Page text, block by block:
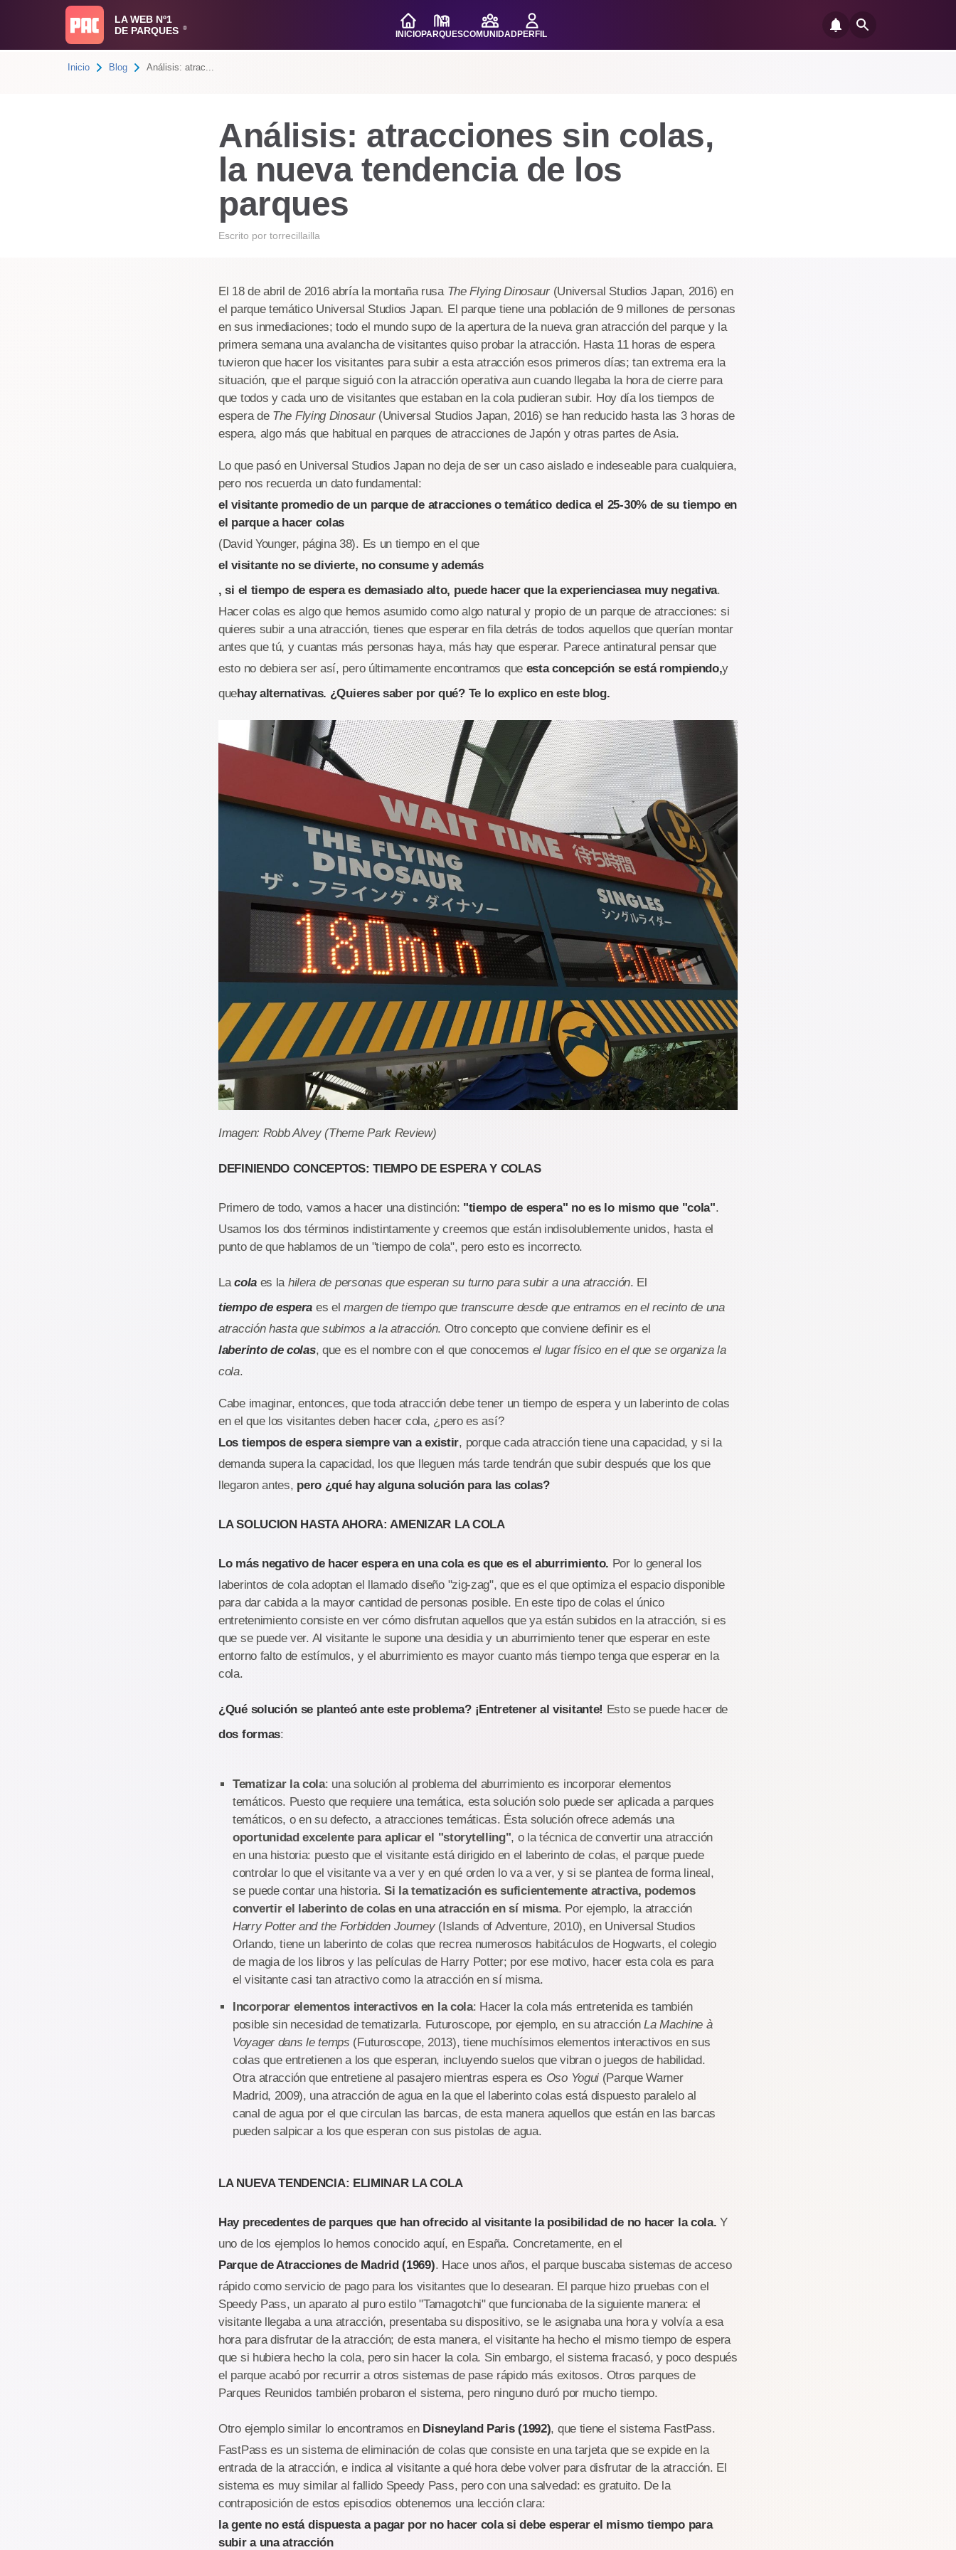
LA WEB Nº1
DE PARQUES
®
INICIOPARQUESCOMUNIDADPERFIL
Inicio Blog Análisis: atrac...
Análisis: atracciones sin colas,
la nueva tendencia de los
parques
Escrito por torrecillailla
El 18 de abril de 2016 abría la montaña rusa The Flying Dinosaur(Universal Studios Japan, 2016) en
el parque temático Universal Studios Japan. El parque tiene una población de 9 millones de personas
en sus inmediaciones; todo el mundo supo de la apertura de la nueva gran atracción del parque y la
primera semana una avalancha de visitantes quiso probar la atracción. Hasta 11 horas de espera
tuvieron que hacer los visitantes para subir a esta atracción esos primeros días; tan extrema era la
situación, que el parque siguió con la atracción operativa aun cuando llegaba la hora de cierre para
que todos y cada uno de visitantes que estaban en la cola pudieran subir. Hoy día los tiempos de
espera de The Flying Dinosaur(Universal Studios Japan, 2016) se han reducido hasta las 3 horas de
espera, algo más que habitual en parques de atracciones de Japón y otras partes de Asia.
Lo que pasó en Universal Studios Japan no deja de ser un caso aislado e indeseable para cualquiera,
pero nos recuerda un dato fundamental:
el visitante promedio de un parque de atracciones o temático dedica el 25-30% de su tiempo en
el parque a hacer colas
(David Younger, página 38). Es un tiempo en el que
el visitante no se divierte, no consume y además
, si el tiempo de espera es demasiado alto, puede hacer que la experienciasea muy negativa.
Hacer colas es algo que hemos asumido como algo natural y propio de un parque de atracciones: si
quieres subir a una atracción, tienes que esperar en fila detrás de todos aquellos que querían montar
antes que tú, y cuantas más personas haya, más hay que esperar. Parece antinatural pensar que
esto no debiera ser así, pero últimamente encontramos que esta concepción se está rompiendo,y
quehay alternativas. ¿Quieres saber por qué? Te lo explico en este blog.
Imagen: Robb Alvey (Theme Park Review)
DEFINIENDO CONCEPTOS: TIEMPO DE ESPERA Y COLAS
Primero de todo, vamos a hacer una distinción: "tiempo de espera" no es lo mismo que "cola".
Usamos los dos términos indistintamente y creemos que están indisolublemente unidos, hasta el
punto de que hablamos de un "tiempo de cola", pero esto es incorrecto.
Lacolaes la hilera de personas que esperan su turno para subir a una atracción. El
tiempo de espera es elmargen de tiempo que transcurre desde que entramos en el recinto de una
atracción hasta que subimos a la atracción. Otro concepto que conviene definir es el
laberinto de colas, que es el nombre con el que conocemos el lugar físico en el que se organiza la
cola.
Cabe imaginar, entonces, que toda atracción debe tener un tiempo de espera y un laberinto de colas
en el que los visitantes deben hacer cola, ¿pero es así?
Los tiempos de espera siempre van a existir, porque cada atracción tiene una capacidad, y si la
demanda supera la capacidad, los que lleguen más tarde tendrán que subir después que los que
llegaron antes, pero ¿qué hay alguna solución para las colas?
LA SOLUCION HASTA AHORA: AMENIZAR LA COLA
Lo más negativo de hacer espera en una cola es que es el aburrimiento. Por lo general los
laberintos de cola adoptan el llamado diseño "zig-zag", que es el que optimiza el espacio disponible
para dar cabida a la mayor cantidad de personas posible. En este tipo de colas el único
entretenimiento consiste en ver cómo disfrutan aquellos que ya están subidos en la atracción, si es
que se puede ver. Al visitante le supone una desidia y un aburrimiento tener que esperar en este
entorno falto de estímulos, y el aburrimiento es mayor cuanto más tiempo tenga que esperar en la
cola.
¿Qué solución se planteó ante este problema? ¡Entretener al visitante! Esto se puede hacer de
dos formas:
Tematizar la cola: una solución al problema del aburrimiento es incorporar elementos
temáticos. Puesto que requiere una temática, esta solución solo puede ser aplicada a parques
temáticos, o en su defecto, a atracciones temáticas. Ésta solución ofrece además una
oportunidad excelente para aplicar el "storytelling", o la técnica de convertir una atracción
en una historia: puesto que el visitante está dirigido en el laberinto de colas, el parque puede
controlar lo que el visitante va a ver y en qué orden lo va a ver, y si se plantea de forma lineal,
se puede contar una historia. Si la tematización es suficientemente atractiva, podemos
convertir el laberinto de colas en una atracción en sí misma. Por ejemplo, la atracción
Harry Potter and the Forbidden Journey (Islands of Adventure, 2010), en Universal Studios
Orlando, tiene un laberinto de colas que recrea numerosos habitáculos de Hogwarts, el colegio
de magia de los libros y las películas de Harry Potter; por ese motivo, hacer esta cola es para
el visitante casi tan atractivo como la atracción en sí misma.
Incorporar elementos interactivos en la cola: Hacer la cola más entretenida es también
posible sin necesidad de tematizarla. Futuroscope, por ejemplo, en su atracciónLa Machine à
Voyager dans le temps (Futuroscope, 2013), tiene muchísimos elementos interactivos en sus
colas que entretienen a los que esperan, incluyendo suelos que vibran o juegos de habilidad.
Otra atracción que entretiene al pasajero mientras espera es Oso Yogui (Parque Warner
Madrid, 2009), una atracción de agua en la que el laberinto colas está dispuesto paralelo al
canal de agua por el que circulan las barcas, de esta manera aquellos que están en las barcas
pueden salpicar a los que esperan con sus pistolas de agua.
LA NUEVA TENDENCIA: ELIMINAR LA COLA
Hay precedentes de parques que han ofrecido al visitante la posibilidad de no hacer la cola. Y
uno de los ejemplos lo hemos conocido aquí, en España. Concretamente, en el
Parque de Atracciones de Madrid (1969). Hace unos años, el parque buscaba sistemas de acceso
rápido como servicio de pago para los visitantes que lo desearan. El parque hizo pruebas con el
Speedy Pass, un aparato al puro estilo "Tamagotchi" que funcionaba de la siguiente manera: el
visitante llegaba a una atracción, presentaba su dispositivo, se le asignaba una hora y volvía a esa
hora para disfrutar de la atracción; de esta manera, el visitante ha hecho el mismo tiempo de espera
que si hubiera hecho la cola, pero sin hacer la cola. Sin embargo, el sistema fracasó, y poco después
el parque acabó por recurrir a otros sistemas de pase rápido más exitosos. Otros parques de
Parques Reunidos también probaron el sistema, pero ninguno duró por mucho tiempo.
Otro ejemplo similar lo encontramos en Disneyland Paris (1992), que tiene el sistema FastPass.
FastPass es un sistema de eliminación de colas que consiste en una tarjeta que se expide en la
entrada de la atracción, e indica al visitante a qué hora debe volver para disfrutar de la atracción. El
sistema es muy similar al fallido Speedy Pass, pero con una salvedad: es gratuito. De la
contraposición de estos episodios obtenemos una lección clara:
la gente no está dispuesta a pagar por no hacer cola si debe esperar el mismo tiempo para
subir a una atracción